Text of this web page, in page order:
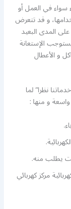
سواء في العمل أو
و قد تتعرض
المدى البعيد
الإستعانة
و الأعطال
نظرا” لما
و منها :
يطلب منه.
مركز كهربائي